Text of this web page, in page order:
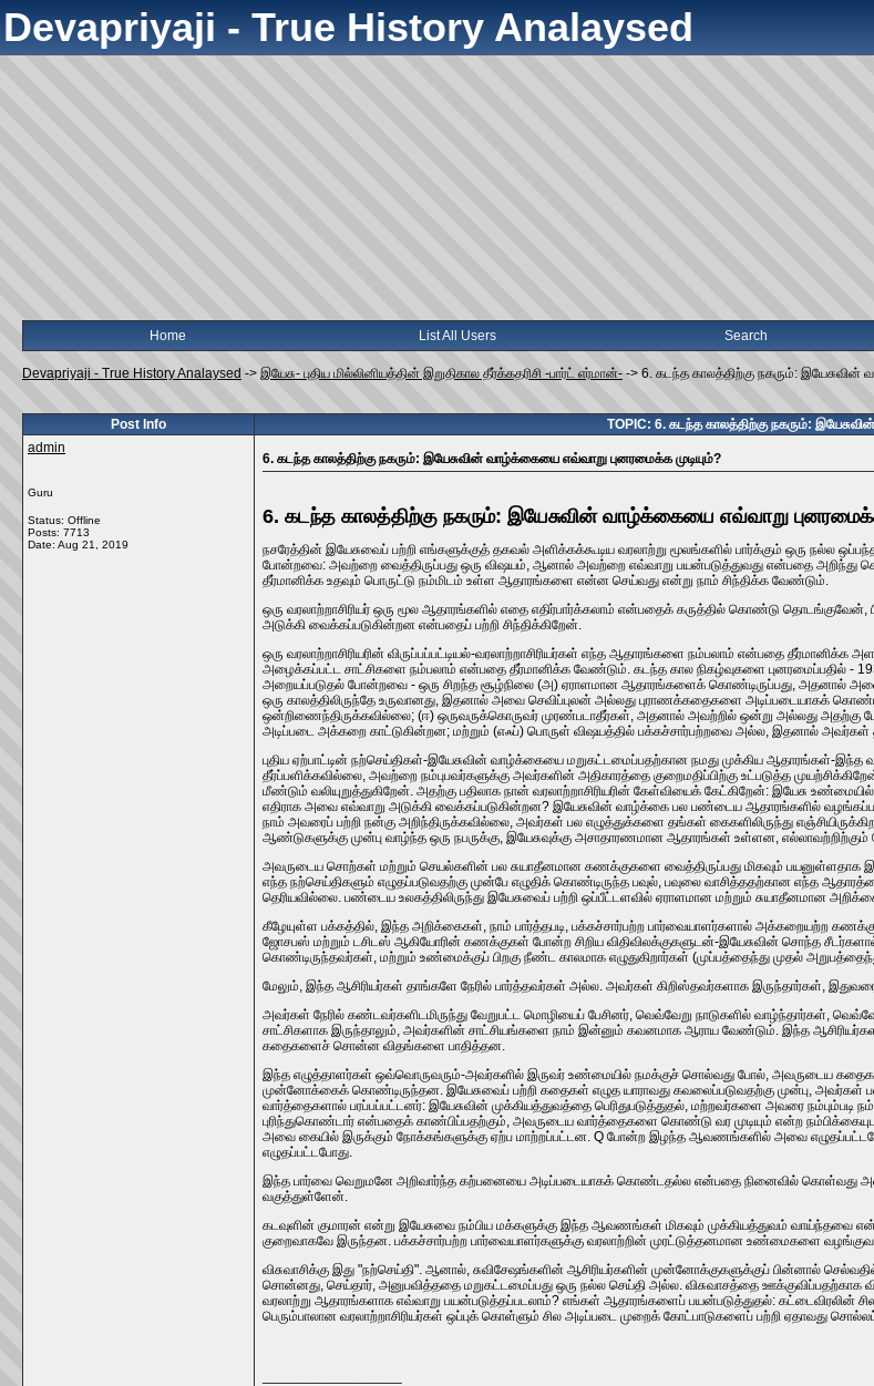
Devapriyaji - True History Analaysed
Home List All Users Search
Devapriyaji - True History Analaysed -> இயேசு- புதிய மில்லினியத்தின் இறுதிகால தீர்க்கதரிசி -பார்ட் எர்மான்- -> 6. கடந்த காலத்திற்கு நகரும்: இயேசுவின்
Post Info
TOPIC: 6. கடந்த காலத்திற்கு நகரும்:
admin
Guru
Status: Offline
Posts: 7713
Date: Aug 21, 2019
6. கடந்த காலத்திற்கு நகரும்: இயேசுவின் வாழ்க்கையை எவ்வாறு புனரமைக்க முடியும்?
6. கடந்த காலத்திற்கு நகரும்: இயேசுவின் வாழ்க்கையை எவ்வாறு புனரமைக்க
நசரேத்தின் இயேசுவைப் பற்றி எங்களுக்குத் தகவல் அளிக்கக்கூடிய வரலாற்று மூலங்களில் பார்க்கும் ஒரு
போன்றவை: அவற்றை வைத்திருப்பது ஒரு விஷயம், ஆனால் அவற்றை எவ்வாறு பயன்படுத்துவது என்பதை
தீர்மானிக்க உதவும் பொருட்டு நம்மிடம் உள்ள ஆதாரங்களை என்ன செய்வது என்று நாம் சிந்திக்க வேண்டும்.
ஒரு வரலாற்றாசிரியர் ஒரு மூல ஆதாரங்களில் எதை எதிர்பார்க்கலாம் என்பதைக் கருத்தில் கொண்டு தொடங்குவேன்,
அடுக்கி வைக்கப்படுகின்றன என்பதைப் பற்றி சிந்திக்கிறேன்.
ஒரு வரலாற்றாசிரியரின் விருப்பப்பட்டியல்-வரலாற்றாசிரியர்கள் எந்த ஆதாரங்களை நம்பலாம் என்பதை
அழைக்கப்பட்ட சாட்சிகளை நம்பலாம் என்பதை தீர்மானிக்க வேண்டும். கடந்த கால நிகழ்வுகளை புனரமைப்பதில் -
அறையப்படுதல் போன்றவை - ஒரு சிறந்த சூழ்நிலை (அ) ஏராளமான ஆதாரங்களைக் கொண்டிருப்பது, அதனால்
ஒரு காலத்திலிருந்தே உருவானது, இதனால் அவை செவிப்புலன் அல்லது புராணக்கதைகளை அடிப்படையாகக்
ஒன்றிணைந்திருக்கவில்லை; (ஈ) ஒருவருக்கொருவர் முரண்படாதீர்கள், அதனால் அவற்றில் ஒன்று அல்லது
அடிப்படை அக்கறை காட்டுகின்றன; மற்றும் (எஃப்) பொருள் விஷயத்தில் பக்கச்சார்பற்றவை அல்ல, இதனால்
புதிய ஏற்பாட்டின் நற்செய்திகள்-இயேசுவின் வாழ்க்கையை மறுகட்டமைப்பதற்கான நமது முக்கிய ஆதாரங்கள்-
தீர்ப்பளிக்கவில்லை, அவற்றை நம்புபவர்களுக்கு அவர்களின் அதிகாரத்தை குறைமதிப்பிற்கு உட்படுத்த
மீண்டும் வலியுறுத்துகிறேன். அதற்கு பதிலாக நான் வரலாற்றாசிரியரின் கேள்வியைக் கேட்கிறேன்: இயேசு
எதிராக அவை எவ்வாறு அடுக்கி வைக்கப்படுகின்றன? இயேசுவின் வாழ்க்கை பல பண்டைய ஆதாரங்களில்
நாம் அவரைப் பற்றி நன்கு அறிந்திருக்கவில்லை, அவர்கள் பல எழுத்துக்களை தங்கள் கைகளிலிருந்து
ஆண்டுகளுக்கு முன்பு வாழ்ந்த ஒரு நபருக்கு, இயேசுவுக்கு அசாதாரணமான ஆதாரங்கள் உள்ளன,
அவருடைய சொற்கள் மற்றும் செயல்களின் பல சுயாதீனமான கணக்குகளை வைத்திருப்பது மிகவும் பயனுள்ளதாக
எந்த நற்செய்திகளும் எழுதப்படுவதற்கு முன்பே எழுதிக் கொண்டிருந்த பவுல், பவுலை வாசித்ததற்கான எந்த
தெரியவில்லை. பண்டைய உலகத்திலிருந்து இயேசுவைப் பற்றி ஒப்பீட்டளவில் ஏராளமான மற்றும் சுயாதீனமான
கீழேயுள்ள பக்கத்தில், இந்த அறிக்கைகள், நாம் பார்த்தபடி, பக்கச்சார்பற்ற பார்வையாளர்களால் அக்கறையற்ற
ஜோசபஸ் மற்றும் டசிடஸ் ஆகியோரின் கணக்குகள் போன்ற சிறிய விதிவிலக்குகளுடன்-இயேசுவின் சொந்த
கொண்டிருந்தவர்கள், மற்றும் உண்மைக்குப் பிறகு நீண்ட காலமாக எழுதுகிறார்கள் (முப்பத்தைந்து முதல்
மேலும், இந்த ஆசிரியர்கள் தாங்களே நேரில் பார்த்தவர்கள் அல்ல. அவர்கள் கிறிஸ்தவர்களாக இருந்தார்கள்,
அவர்கள் நேரில் கண்டவர்களிடமிருந்து வேறுபட்ட மொழியைப் பேசினர், வெவ்வேறு நாடுகளில் வாழ்ந்தார்கள்,
சாட்சிகளாக இருந்தாலும், அவர்களின் சாட்சியங்களை நாம் இன்னும் கவனமாக ஆராய வேண்டும். இந்த
கதைகளைச் சொன்ன விதங்களை பாதித்தன.
இந்த எழுத்தாளர்கள் ஒவ்வொருவரும்-அவர்களில் இருவர் உண்மையில் நமக்குச் சொல்வது போல், அவருடைய
முன்னோக்கைக் கொண்டிருந்தன. இயேசுவைப் பற்றி கதைகள் எழுத யாராவது கவலைப்படுவதற்கு முன்பு,
வார்த்தைகளால் பரப்பப்பட்டனர்: இயேசுவின் முக்கியத்துவத்தை பெரிதுபடுத்துதல், மற்றவர்களை அவரை
புரிந்துகொண்டார் என்பதைக் காண்பிப்பதற்கும், அவருடைய வார்த்தைகளை கொண்டு வர முடியும் என்ற
அவை கையில் இருக்கும் நோக்கங்களுக்கு ஏற்ப மாற்றப்பட்டன. Q போன்ற இழந்த ஆவணங்களில் அவை
எழுதப்பட்டபோது.
இந்த பார்வை வெறுமனே அறிவார்ந்த கற்பனையை அடிப்படையாகக் கொண்டதல்ல என்பதை நினைவில் கொள்வது
வகுத்துள்ளேன்.
கடவுளின் குமாரன் என்று இயேசுவை நம்பிய மக்களுக்கு இந்த ஆவணங்கள் மிகவும் முக்கியத்துவம்
குறைவாகவே இருந்தன. பக்கச்சார்பற்ற பார்வையாளர்களுக்கு வரலாற்றின் முரட்டுத்தனமான உண்மைகளை
விசுவாசிக்கு இது "நற்செய்தி". ஆனால், சுவிசேஷங்களின் ஆசிரியர்களின் முன்னோக்குகளுக்குப் பின்னால்
சொன்னது, செய்தார், அனுபவித்ததை மறுகட்டமைப்பது ஒரு நல்ல செய்தி அல்ல. விசுவாசத்தை
வரலாற்று ஆதாரங்களாக எவ்வாறு பயன்படுத்தப்படலாம்? எங்கள் ஆதாரங்களைப் பயன்படுத்துதல்: கட்டைவிரலின்
பெரும்பாலான வரலாற்றாசிரியர்கள் ஒப்புக் கொள்ளும் சில அடிப்படை முறைக் கோட்பாடுகளைப் பற்றி ஏதாவது